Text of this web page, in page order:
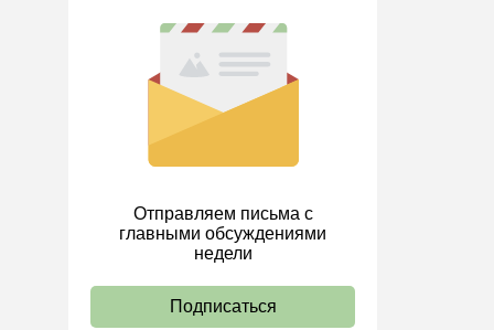
Отправляем письма с
главными обсуждениями
недели
Подписаться